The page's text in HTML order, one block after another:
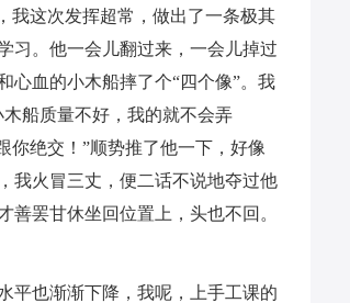
我这次发挥超常，做出了一条极其
习。他一会儿翻过来，一会儿掉过
心血的小木船摔了个“四个像”。我
船质量不好，我的就不会弄
你绝交！”顺势推了他一下，好像
我火冒三丈，便二话不说地夺过他
罢甘休坐回位置上，头也不回。
平也渐渐下降，我呢，上手工课的